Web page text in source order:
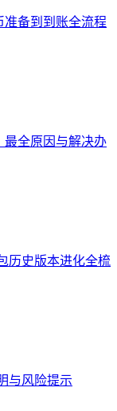
准备到到账全流程
最全原因与解决办
历史版本进化全梳
与风险提示